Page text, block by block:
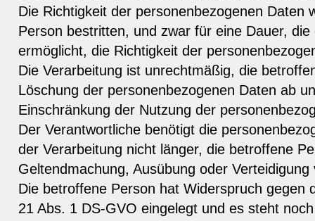
Die Richtigkeit der personenbezogenen Daten
Person bestritten, und zwar für eine Dauer,
ermöglicht, die Richtigkeit der
Die Verarbeitung ist unrechtmäßig, die
Löschung der personenbezogenen Daten ab
Einschränkung der Nutzung der
Der Verantwortliche benötigt die
der Verarbeitung nicht länger, die betroffene
Geltendmachung, Ausübung oder
Die betroffene Person hat Widerspruch gegen
21 Abs. 1 DS-GVO eingelegt und es steht